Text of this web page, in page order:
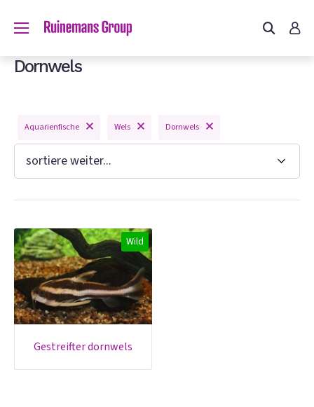
Dornwels
Aquarienfische Wels Dornwels
Wild
gestreifter dornwels